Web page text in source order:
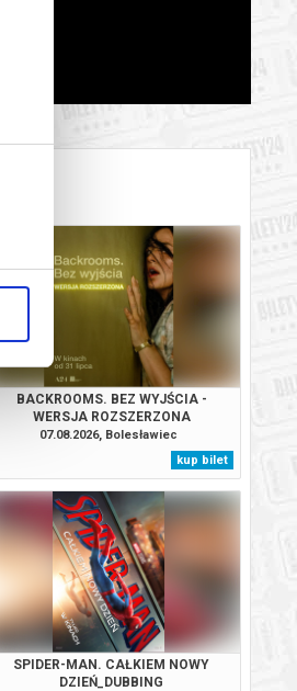
BACKROOMS. BEZ WYJŚCIA -
WERSJA ROZSZERZONA
07.08.2026, Bolesławiec
kup bilet
SPIDER-MAN. CAŁKIEM NOWY
DZIEŃ_DUBBING